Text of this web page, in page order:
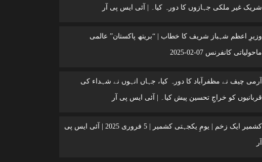
شریک غیر ملکی جہازوں کا دورہ کیا۔ | آئی ایس پی آر
وزیرِ اعظم شہباز شریف کا خطاب | “بریتھ پاکستان” عالمی
ماحولیاتی کانفرنس 07-02-2025
آرمی چیف نے مظفرآباد کا دورہ کیا، جہاں انہوں نے شہداء کی
قربانیوں کو خراجِ تحسین پیش کیا۔ | آئی ایس پی آر
کشمیر ایک زخم | یومِ یکجہتی کشمیر | 5 فروری 2025 | آئی ایس پی
آر